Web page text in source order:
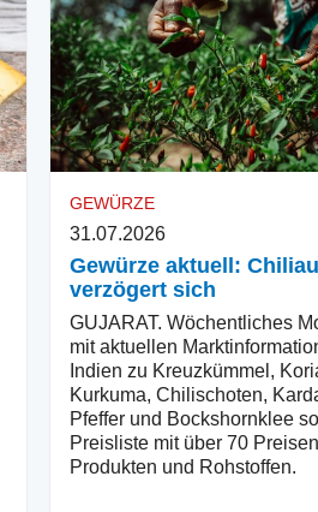
GEWÜRZE
31.07.2026
Gewürze aktuell:
verzögert sich
GUJARAT. Wöchentliches
mit aktuellen
Indien zu Kreuzkümmel,
Kurkuma, Chilischoten,
Pfeffer und Bockshornklee
Preisliste mit über 70
Produkten und Rohstoffen.